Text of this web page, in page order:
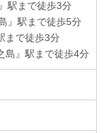
駅まで徒歩3分
』駅まで徒歩5分
まで徒歩3分
島』駅まで徒歩4分